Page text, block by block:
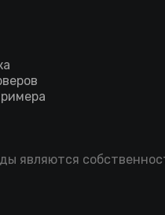
являются